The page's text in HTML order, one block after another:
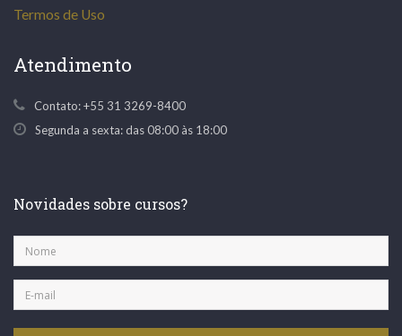
Termos de Uso
Atendimento
Contato:+55 31 3269-8400
Segunda a sexta: das 08:00 às 18:00
Novidades sobre cursos?